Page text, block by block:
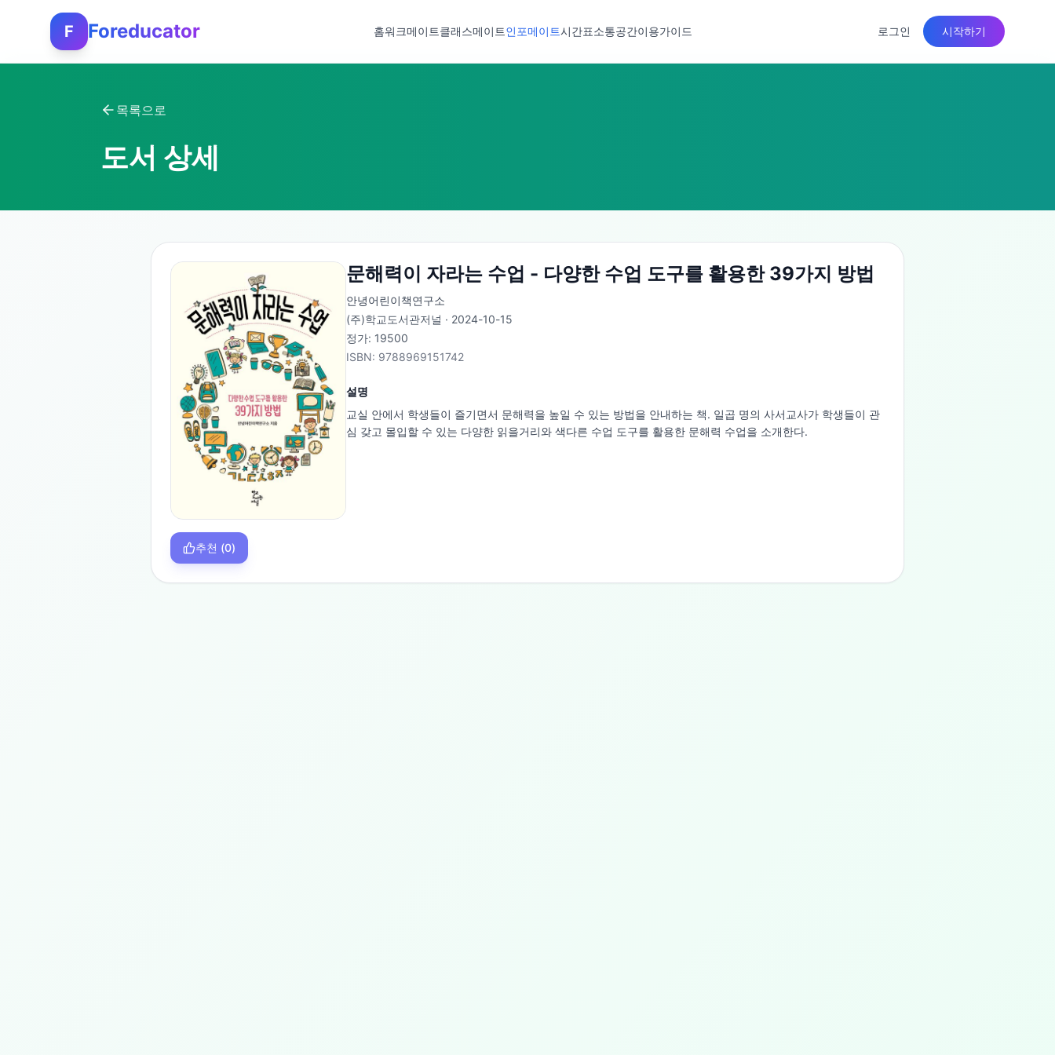
F Foreducator 홈워크메이트클래스메이트인포메이트시간표소통공간이용가이드 로그인 시작하기
목록으로
도서 상세
추천 (0)
문해력이 자라는 수업 - 다양한 수업 도구를 활용한 39가지 방법
안녕어린이책연구소
(주)학교도서관저널 · 2024-10-15
정가: 19500
ISBN: 9788969151742
설명
교실 안에서 학생들이 즐기면서 문해력을 높일 수 있는 방법을 안내하는 책. 일곱 명의 사서교사가 학생들이 관
심 갖고 몰입할 수 있는 다양한 읽을거리와 색다른 수업 도구를 활용한 문해력 수업을 소개한다.